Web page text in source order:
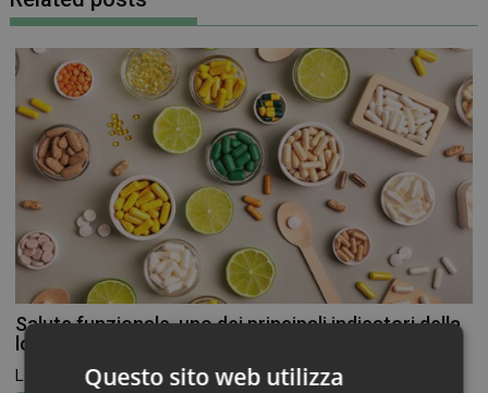
Salute funzionale, uno dei principali indicatori della
longevità
La cosiddetta “salute funzionale” è oggi considerata uno dei...
Questo sito web utilizza